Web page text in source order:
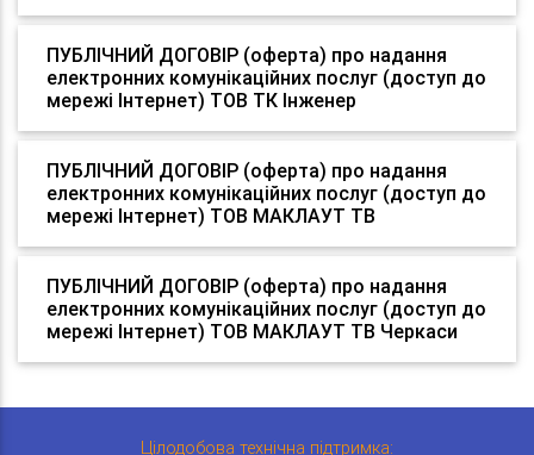
ПУБЛІЧНИЙ ДОГОВІР (оферта) про надання
електронних комунікаційних послуг (доступ до
мережі Інтернет) ТОВ ТК Інженер
ПУБЛІЧНИЙ ДОГОВІР (оферта) про надання
електронних комунікаційних послуг (доступ до
мережі Інтернет) ТОВ МАКЛАУТ ТВ
ПУБЛІЧНИЙ ДОГОВІР (оферта) про надання
електронних комунікаційних послуг (доступ до
мережі Інтернет) ТОВ МАКЛАУТ ТВ Черкаси
Цілодобова технічна підтримка: